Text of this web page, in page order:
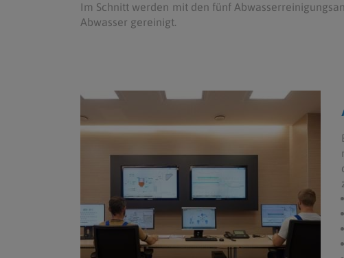
Im Schnitt werden mit den fünf
Abwasser gereinigt.